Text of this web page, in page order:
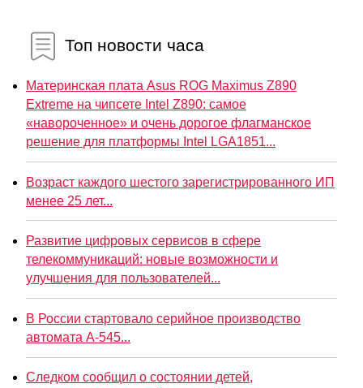
Топ новости часа
Материнская плата Asus ROG Maximus Z890
Extreme на чипсете Intel Z890: самое
«навороченное» и очень дорогое флагманское
решение для платформы Intel LGA1851...
Возраст каждого шестого зарегистрированного ИП
менее 25 лет...
Развитие цифровых сервисов в сфере
телекоммуникаций: новые возможности и
улучшения для пользователей...
В России стартовало серийное производство
автомата А-545...
Следком сообщил о состоянии детей,